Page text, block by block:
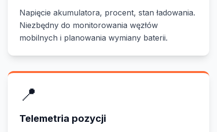
Napięcie akumulatora, procent, stan ładowania.
Niezbędny do monitorowania węzłów
mobilnych i planowania wymiany baterii.
📍
Telemetria pozycji